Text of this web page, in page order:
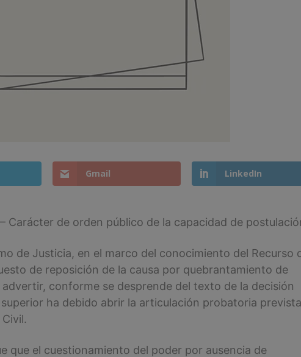
Gmail LinkedIn
Carácter de orden público de la capacidad de
de Justicia, en el marco del conocimiento del Recurso
de reposición de la causa por quebrantamiento de
conforme se desprende del texto de la decisión
ha debido abrir la articulación probatoria
que el cuestionamiento del poder por ausencia de